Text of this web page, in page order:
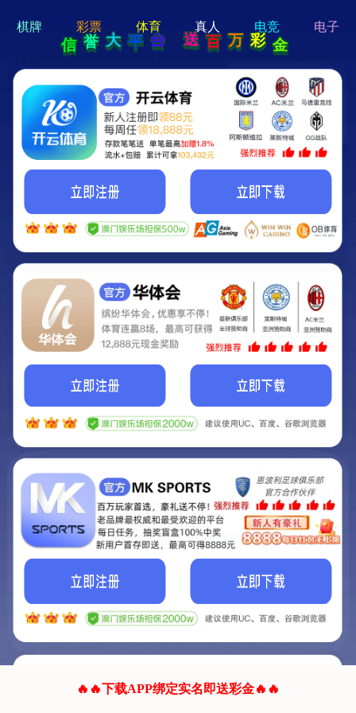
hi 💗
Hey Guys!
我们即将上线啦...
我们的网站正在建设.
它将是非常棒的网站.
联系我们!